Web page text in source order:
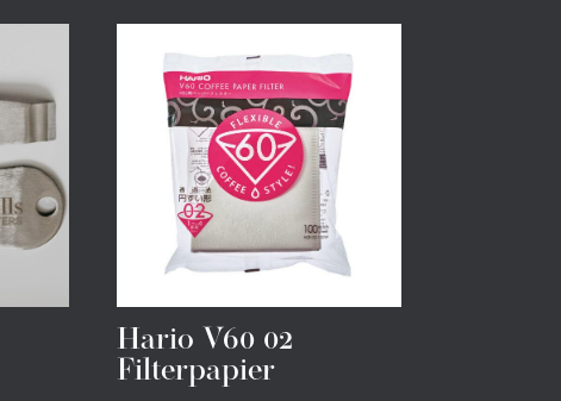
Hario V60 02
Filterpapier